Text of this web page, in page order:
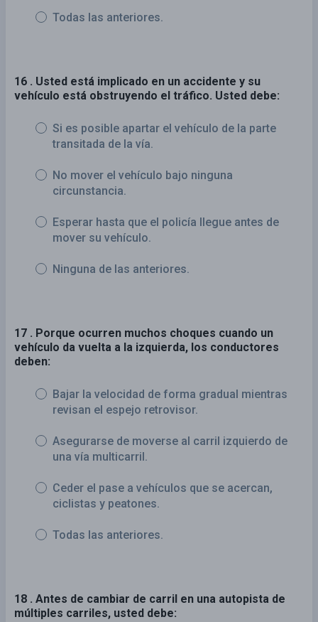
Todas las anteriores.
16 . Usted está implicado en un accidente y su
vehículo está obstruyendo el tráfico. Usted debe:
Si es posible apartar el vehículo de la parte
transitada de la vía.
No mover el vehículo bajo ninguna
circunstancia.
Esperar hasta que el policía llegue antes de
mover su vehículo.
Ninguna de las anteriores.
17 . Porque ocurren muchos choques cuando un
vehículo da vuelta a la izquierda, los conductores
deben:
Bajar la velocidad de forma gradual mientras
revisan el espejo retrovisor.
Asegurarse de moverse al carril izquierdo de
una vía multicarril.
Ceder el pase a vehículos que se acercan,
ciclistas y peatones.
Todas las anteriores.
18 . Antes de cambiar de carril en una autopista de
múltiples carriles, usted debe: